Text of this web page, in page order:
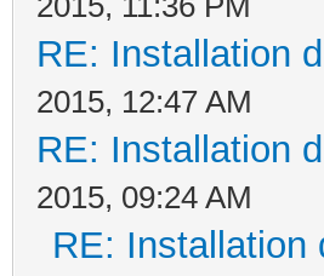
RE: Installation
2015, 12:47 AM
RE: Installation
2015, 09:24 AM
RE: Installation